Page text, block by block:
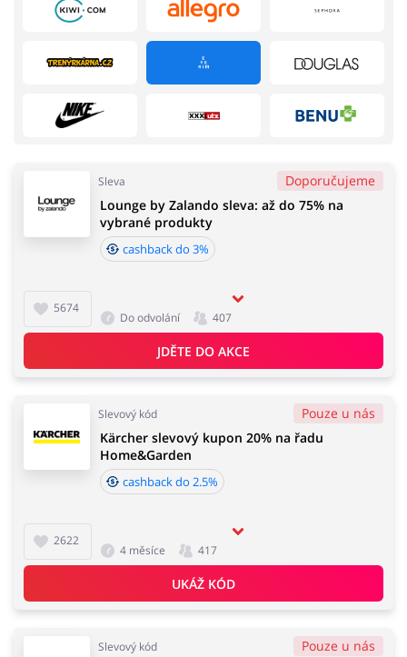
Chovatelské potřeby
Počítače foto a elektronika Domácnost a spotřebiče
Zdraví a krása Šperky a hodinky
Kancelářské potřeby Potraviny
Sleva Doporučujeme
5674
Lounge by Zalando sleva: až do 75% na
vybrané produkty
cashback do 3%
Do odvolání 407
JDĚTE DO AKCE
Slevový kód Pouze u nás
2622
Kärcher slevový kupon 20% na řadu
Home&Garden
cashback do 2.5%
4 měsíce 417
UKÁŽ KÓD
Slevový kód Pouze u nás